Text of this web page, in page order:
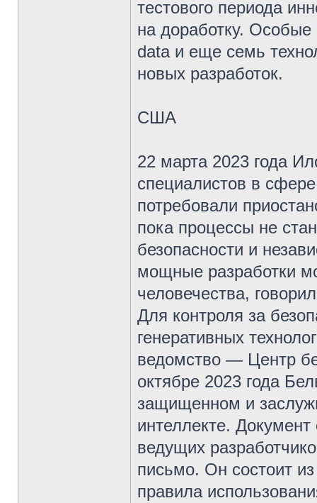
тестового периода
на доработку.
data и еще семь
новых разработок.
США
22 марта 2023 года
специалистов в
потребовали
пока процессы не
безопасности и
мощные разработки
человечества,
Для контроля за
генеративных
ведомство — Центр
октябре 2023 года
защищенном и
интеллекте.
ведущих
письмо. Он состоит
правила